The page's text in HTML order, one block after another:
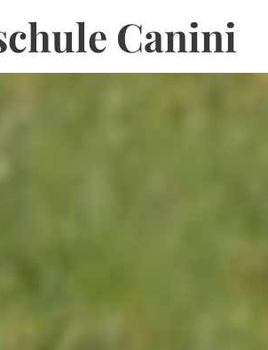
Canini